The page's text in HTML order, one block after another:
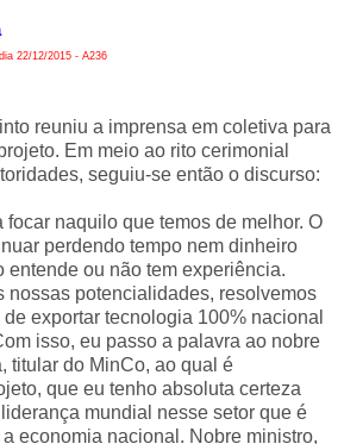
22/12/2015 - A236
reuniu a imprensa em coletiva para
Em meio ao rito cerimonial
seguiu-se então o discurso:
focar naquilo que temos de melhor. O
perdendo tempo nem dinheiro
entende ou não tem experiência.
nossas potencialidades, resolvemos
exportar tecnologia 100% nacional
isso, eu passo a palavra ao nobre
titular do MinCo, ao qual é
que eu tenho absoluta certeza
mundial nesse setor que é
economia nacional. Nobre ministro,